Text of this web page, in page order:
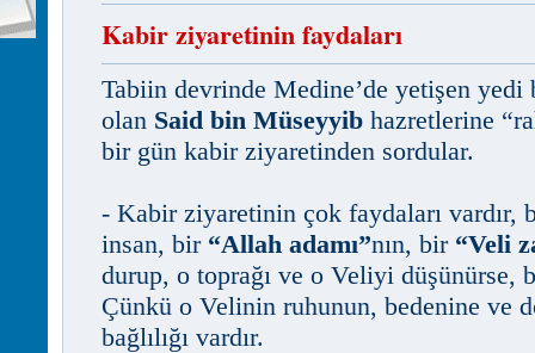
Kabir ziyaretinin faydaları
Tabiin devrinde Medine’de yetişen
olan Said bin Müseyyib hazretlerine
bir gün kabir ziyaretinden sordular.
- Kabir ziyaretinin çok faydaları vardır,
insan, bir “Allah adamı”nın, bir “Veli
durup, o toprağı ve o Veliyi düşünürse,
Çünkü o Velinin ruhunun, bedenine ve
bağlılığı vardır.